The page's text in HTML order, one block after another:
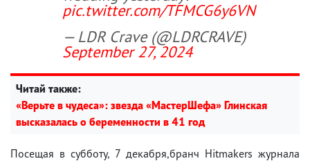
pic.twitter.com/TFMCG6y6VN
— LDR Crave (@LDRCRAVE)
September 27, 2024
Читай также:
«Верьте в чудеса»: звезда «МастерШефа» Глинская
высказалась о беременности в 41 год
Посещая в субботу, 7 декабря,бранч Hitmakers журнала